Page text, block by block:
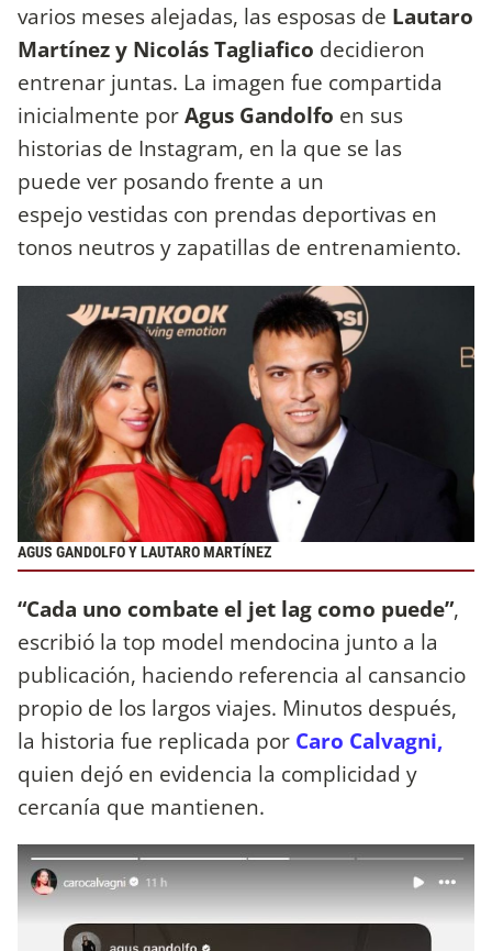
varios meses alejadas, las esposas de Lautaro
Martínez y Nicolás Tagliafico decidieron
entrenar juntas. La imagen fue compartida
inicialmente porAgus Gandolfo en sus
historias de Instagram, en la que se las
puede ver posando frente a un
espejo vestidas con prendas deportivas en
tonos neutros y zapatillas de entrenamiento.
AGUS GANDOLFO Y LAUTARO MARTÍNEZ
“Cada uno combate el jet lag como puede”,
escribió la top model mendocina junto a la
publicación, haciendo referencia al cansancio
propio de los largos viajes. Minutos después,
la historia fue replicada por Caro Calvagni,
quien dejó en evidencia la complicidad y
cercanía que mantienen.